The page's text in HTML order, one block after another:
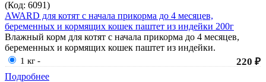
(Код: 6091)
AWARD для котят с начала прикорма до 4 месяцев,
беременных и кормящих кошек паштет из индейки 200г
Влажный корм для котят с начала прикорма до 4 месяцев,
беременных и кормящих кошек паштет из индейки.
1 кг - 220 ₽
Подробнее